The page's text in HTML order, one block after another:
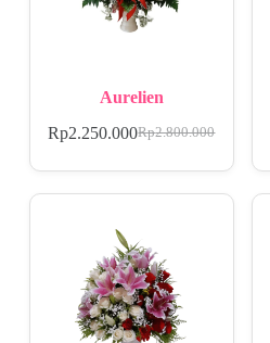
Aurelien
Rp2.800.000
Rp2.250.000